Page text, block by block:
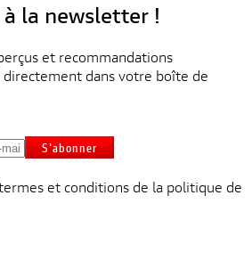
la newsletter !
et recommandations
directement dans votre boîte de
S'abonner
et conditions de la politique de